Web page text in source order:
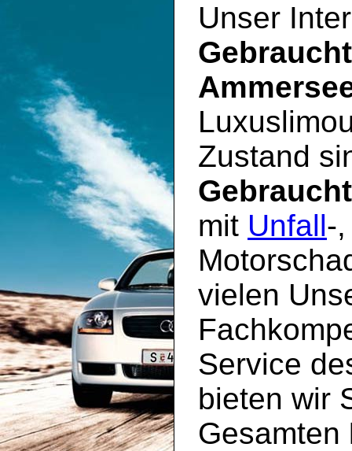
Unser
Zustand
mit Unfall-
vielen
Service
bieten wir
Gesamten